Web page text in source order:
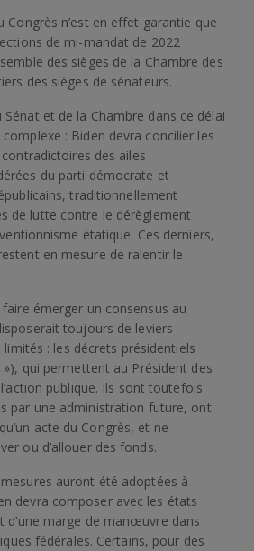
Congrès n’est en effet garantie que
de mi-mandat de 2022
des sièges de la Chambre des
des sièges de sénateurs.
et de la Chambre dans ce délai
: Biden devra concilier les
des ailes
du parti démocrate et
traditionnellement
de lutte contre le dérèglement
étatique. Ces derniers,
en mesure de ralentir le
faire émerger un consensus au
toujours de leviers
limités : les décrets présidentiels
qui permettent au Président des
publique. Ils sont toutefois
par une administration future, ont
acte du Congrès, et ne
ou d’allouer des fonds.
auront été adoptées à
devra composer avec les états
d’une marge de manœuvre dans
fédérales. Certains, pour des